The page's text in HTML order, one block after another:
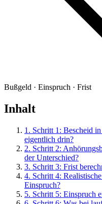
Bußgeld · Einspruch · Frist
Inhalt
1 . Schritt 1: Bescheid
eigentlich drin?
2. Schritt 2:
der Unterschied?
3. Schritt 3: Frist
4. Schritt 4:
Einspruch?
5. Schritt 5: Einspruch